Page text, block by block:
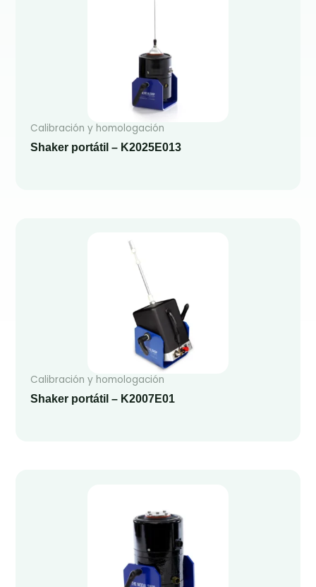
Calibración y homologación
Shaker portátil – K2025E013
Calibración y homologación
Shaker portátil – K2007E01